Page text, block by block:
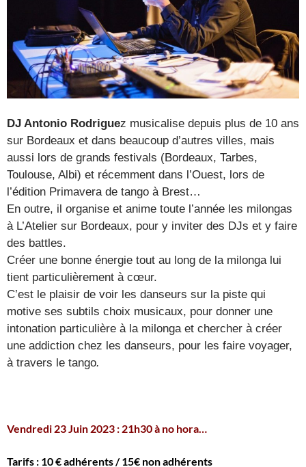
DJ Antonio Rodriguez musicalise depuis plus de 10 ans
sur Bordeaux et dans beaucoup d’autres villes, mais
aussi lors de grands festivals (Bordeaux, Tarbes,
Toulouse, Albi) et récemment dans l’Ouest, lors de
l’édition Primavera de tango à Brest…
En outre, il organise et anime toute l’année les milongas
à L’Atelier sur Bordeaux, pour y inviter des DJs et y faire
des battles.
Créer une bonne énergie tout au long de la milonga lui
tient particulièrement à cœur.
C’est le plaisir de voir les danseurs sur la piste qui
motive ses subtils choix musicaux, pour donner une
intonation particulière à la milonga et chercher à créer
une addiction chez les danseurs, pour les faire voyager,
à travers le tango.
Vendredi 23 Juin 2023 : 21h30 à no hora…
Tarifs : 10 € adhérents / 15€ non adhérents